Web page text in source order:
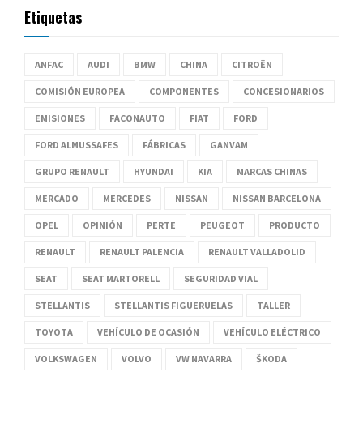
Etiquetas
ANFAC AUDI BMW CHINA CITROËN
COMISIÓN EUROPEA COMPONENTES CONCESIONARIOS
EMISIONES FACONAUTO FIAT FORD
FORD ALMUSSAFES FÁBRICAS GANVAM
GRUPO RENAULT HYUNDAI KIA MARCAS CHINAS
MERCADO MERCEDES NISSAN NISSAN BARCELONA
OPEL OPINIÓN PERTE PEUGEOT PRODUCTO
RENAULT RENAULT PALENCIA RENAULT VALLADOLID
SEAT SEAT MARTORELL SEGURIDAD VIAL
STELLANTIS STELLANTIS FIGUERUELAS TALLER
TOYOTA VEHÍCULO DE OCASIÓN VEHÍCULO ELÉCTRICO
VOLKSWAGEN VOLVO VW NAVARRA ŠKODA